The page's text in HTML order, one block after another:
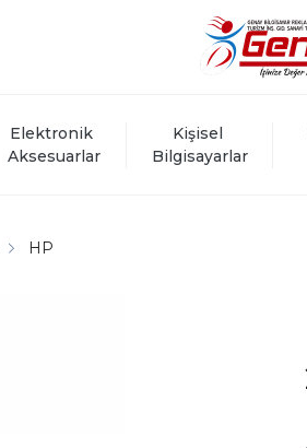
Elektronik
Aksesuarlar
Kişisel
Bilgisayarlar
HP